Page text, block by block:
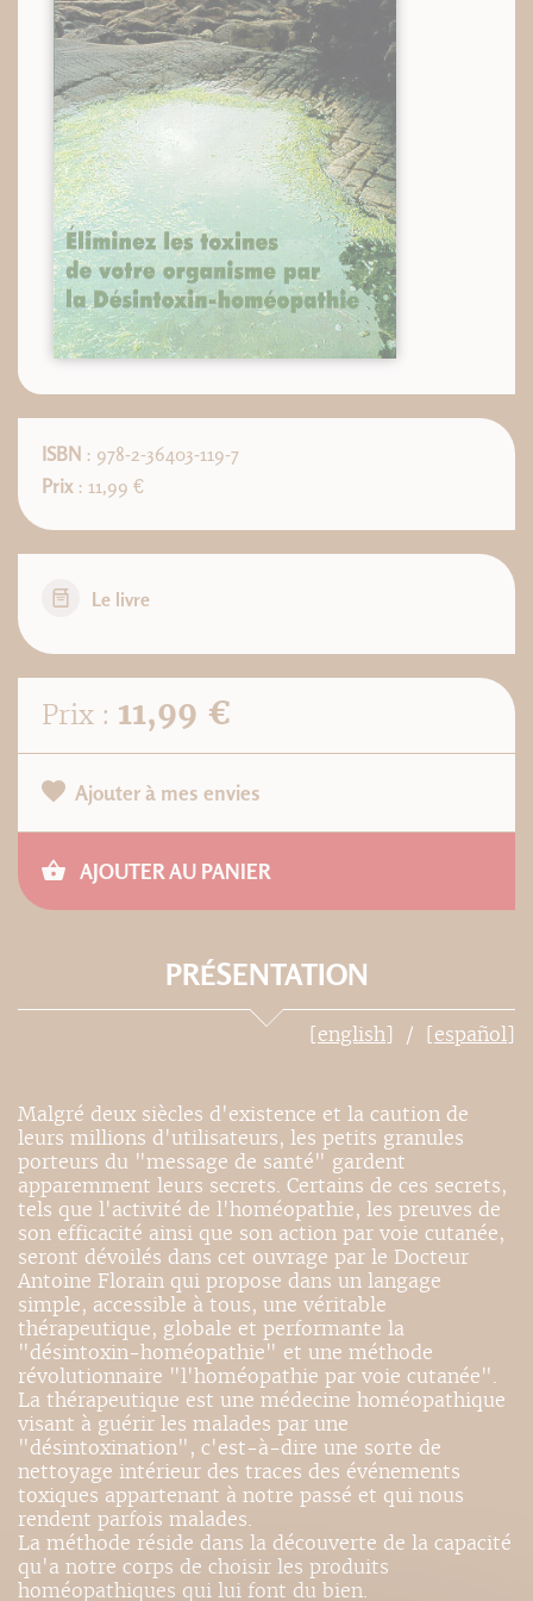
ISBN : 978-2-36403-119-7
Prix: 11,99 €
Le livre
Prix : 11,99 €
Ajouter à mes envies
AJOUTER AU PANIER
PRÉSENTATION
[english] [español]
Malgré deux siècles d'existence et la caution de
leurs millions d'utilisateurs, les petits granules
porteurs du "message de santé" gardent
apparemment leurs secrets. Certains de ces secrets,
tels que l'activité de l'homéopathie, les preuves de
son efficacité ainsi que son action par voie cutanée,
seront dévoilés dans cet ouvrage par le Docteur
Antoine Florain qui propose dans un langage
simple, accessible à tous, une véritable
thérapeutique, globale et performante la
"désintoxin-homéopathie" et une méthode
révolutionnaire "l'homéopathie par voie cutanée".
La thérapeutique est une médecine homéopathique
visant à guérir les malades par une
"désintoxination", c'est-à-dire une sorte de
nettoyage intérieur des traces des événements
toxiques appartenant à notre passé et qui nous
rendent parfois malades.
La méthode réside dans la découverte de la capacité
qu'a notre corps de choisir les produits
homéopathiques qui lui font du bien.